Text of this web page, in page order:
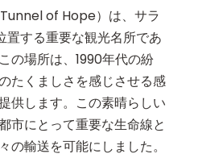
of Hope）は、サラ
置する重要な観光名所であ
の場所は、1990年代の紛
たくましさを感じさせる感
供します。この素晴らしい
市にとって重要な生命線と
の輸送を可能にしました。